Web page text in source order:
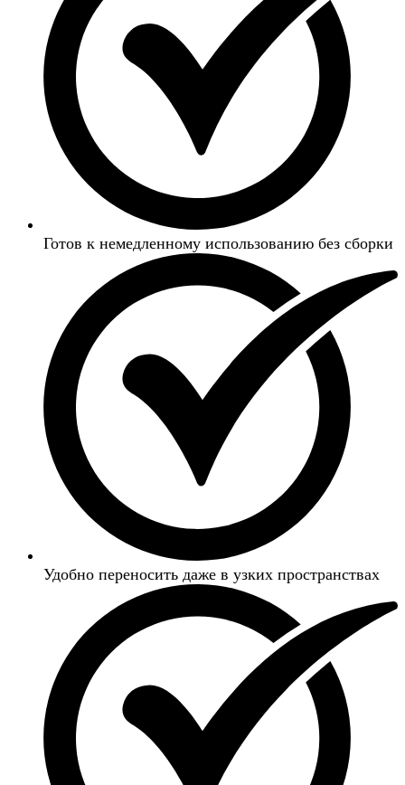
Готов к немедленному использованию без сборки
Удобно переносить даже в узких пространствах